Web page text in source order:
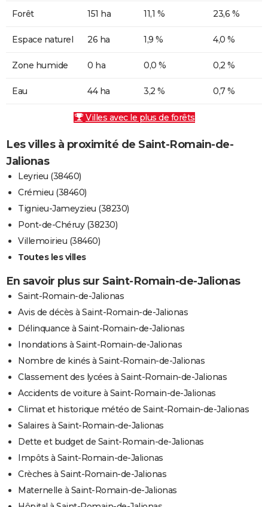
Forêt 151 ha 11,1 % 23,6 %
Espace naturel 26 ha 1,9 % 4,0 %
Zone humide 0 ha 0,0 % 0,2 %
Eau 44 ha 3,2 % 0,7 %
Villes avec le plus de forêts
Les villes à proximité de Saint-Romain-de-
Jalionas
Leyrieu (38460)
Crémieu (38460)
Tignieu-Jameyzieu (38230)
Pont-de-Chéruy (38230)
Villemoirieu (38460)
Toutes les villes
En savoir plus sur Saint-Romain-de-Jalionas
Saint-Romain-de-Jalionas
Avis de décès à Saint-Romain-de-Jalionas
Délinquance à Saint-Romain-de-Jalionas
Inondations à Saint-Romain-de-Jalionas
Nombre de kinés à Saint-Romain-de-Jalionas
Classement des lycées à Saint-Romain-de-Jalionas
Accidents de voiture à Saint-Romain-de-Jalionas
Climat et historique météo de Saint-Romain-de-Jalionas
Salaires à Saint-Romain-de-Jalionas
Dette et budget de Saint-Romain-de-Jalionas
Impôts à Saint-Romain-de-Jalionas
Crèches à Saint-Romain-de-Jalionas
Maternelle à Saint-Romain-de-Jalionas